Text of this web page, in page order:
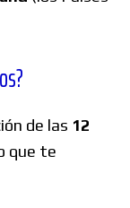
de las 12
que te